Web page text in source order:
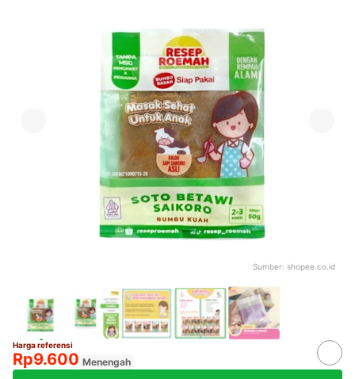
Sumber: shopee.co.id
Harga referensi
Rp9.600 Menengah